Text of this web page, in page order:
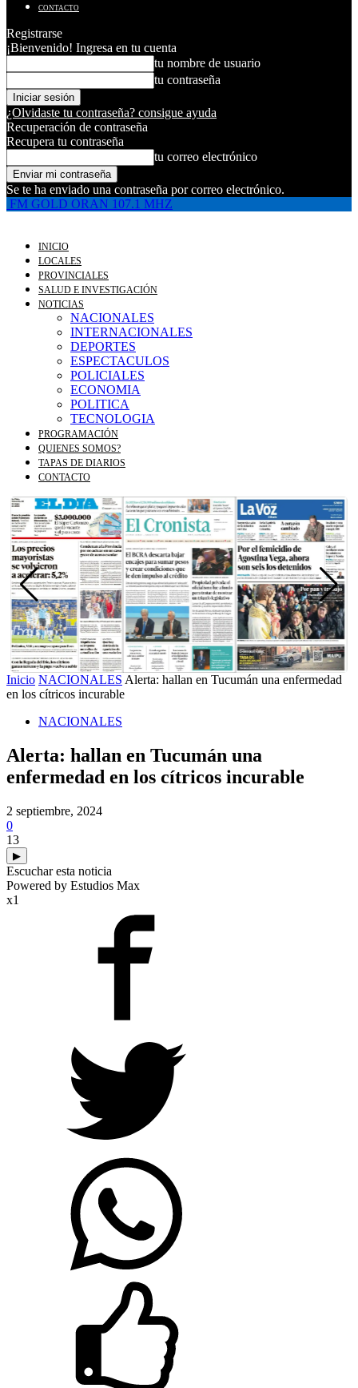
CONTACTO
Registrarse
¡Bienvenido! Ingresa en tu cuenta
tu nombre de usuario
tu contraseña
¿Olvidaste tu contraseña? consigue ayuda
Recuperación de contraseña
Recupera tu contraseña
tu correo electrónico
Se te ha enviado una contraseña por correo electrónico.
FM GOLD ORAN 107.1 MHZ
INICIO
LOCALES
PROVINCIALES
SALUD E INVESTIGACIÓN
NOTICIAS
NACIONALES
INTERNACIONALES
DEPORTES
ESPECTACULOS
POLICIALES
ECONOMIA
POLITICA
TECNOLOGIA
PROGRAMACIÓN
QUIENES SOMOS?
TAPAS DE DIARIOS
CONTACTO
Inicio NACIONALES Alerta: hallan en Tucumán una enfermedad
en los cítricos incurable
NACIONALES
Alerta: hallan en Tucumán una
enfermedad en los cítricos incurable
2 septiembre, 2024
0
13
▶
Escuchar esta noticia
Powered by Estudios Max
x1